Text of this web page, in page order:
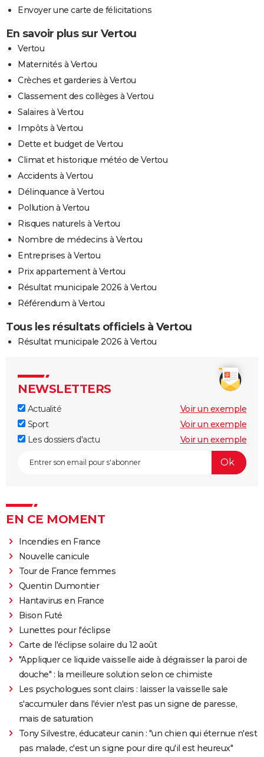
Envoyer une carte de félicitations
En savoir plus sur Vertou
Vertou
Maternités à Vertou
Crèches et garderies à Vertou
Classement des collèges à Vertou
Salaires à Vertou
Impôts à Vertou
Dette et budget de Vertou
Climat et historique météo de Vertou
Accidents à Vertou
Délinquance à Vertou
Pollution à Vertou
Risques naturels à Vertou
Nombre de médecins à Vertou
Entreprises à Vertou
Prix appartement à Vertou
Résultat municipale 2026 à Vertou
Référendum à Vertou
Tous les résultats officiels à Vertou
Résultat municipale 2026 à Vertou
NEWSLETTERS
Actualité
Voir un exemple
Sport
Voir un exemple
Les dossiers d'actu
Voir un exemple
EN CE MOMENT
Incendies en France
Nouvelle canicule
Tour de France femmes
Quentin Dumontier
Hantavirus en France
Bison Futé
Lunettes pour l'éclipse
Carte de l'éclipse solaire du 12 août
"Appliquer ce liquide vaisselle aide à dégraisser la paroi de
douche" : la meilleure solution selon ce chimiste
Les psychologues sont clairs : laisser la vaisselle sale
s'accumuler dans l'évier n'est pas un signe de paresse,
mais de saturation
Tony Silvestre, éducateur canin : "un chien qui éternue n'est
pas malade, c'est un signe pour dire qu'il est heureux"